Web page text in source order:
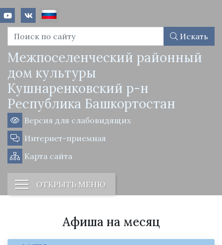
Искать
Межпоселенческий районный
дом культуры
Кушнаренковский р-н
Республика Башкортостан
Версия для слабовидящих
Интернет-приемная
Карта сайта
ОТКРЫТЬ МЕНЮ
Афиша на месяц